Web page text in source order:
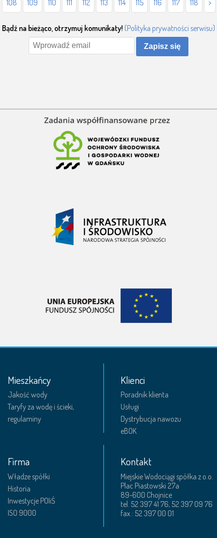
108 109 110 111 112 113 114 115 116 117 118 >
Bądź na bieżąco, otrzymuj komunikaty! (Polityka prywatności serwisu)
Zapisz się
Mieszkańcy
Jakość wody
Taryfy za wodę i ścieki,
regulaminy
Klienci
Poradnik klienta
Usługi
Dystrybucja nawozu
eBOK
Firma
Władze spółki
Historia
Inwestycje POIiŚ
ISO 9000
Kontakt
Miejskie Wodociągi spółka z o.o.
Plac Piastowski 27a
89-600 Chojnice
tel. 52 397 41 76, 52 397 09 76
fax.: 52 397 00 01